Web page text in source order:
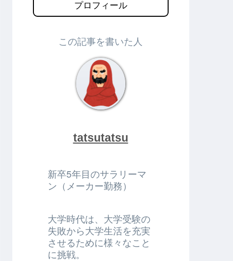
プロフィール
この記事を書いた人
tatsutatsu
新卒5年目のサラリーマ
ン（メーカー勤務）
大学時代は、大学受験の
失敗から大学生活を充実
させるために様々なこと
に挑戦。